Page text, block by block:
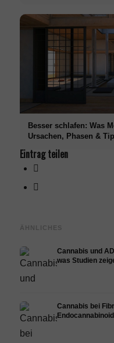
Besser schlafen: Was
Ursachen, Phasen &
Eintrag teilen
ÄHNLICHES
Cannabis und
was Studien
Cannabis bei